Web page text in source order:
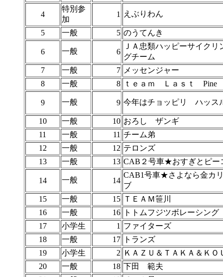
4
特別参
加
1 えぶりわん
5 一般 5 のうてんき
6 一般 6
ＪＡ忠類ハッピーサイクリ
グチーム
7
一般 7 メッセンジャー
8
一般 8 ｔｅａｍ Ｌａｓｔ Pine
9 一般 9 今年はチョッピリ ハッス
10 一般 10 おろし ザンギ
11
一般 11 チーム弟
12
一般 12 テロンズ
13
一般 13 CAB２号車★おすぎとピー
14 一般 14
CAB1号車★さよなら金カ
ブ
15
一般 15 ＴＥＡＭ笹川
16
一般 16
トトムフジツボレーシング
17
小学生 1 ファイターズ
18
一般 17
トランズ
19
小学生 2 ＫＡＺＵ＆ＴＡＫＡ＆ＫＯ
20
一般 18 下田 範夫